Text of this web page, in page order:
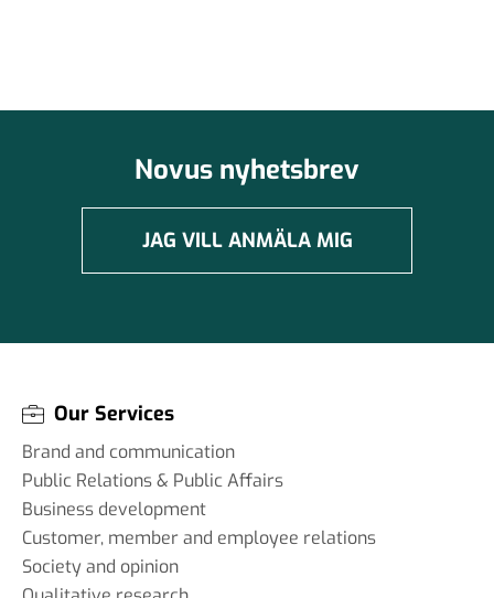
Novus nyhetsbrev
JAG VILL ANMÄLA MIG
Our Services
Brand and communication
Public Relations & Public Affairs
Business development
Customer, member and employee relations
Society and opinion